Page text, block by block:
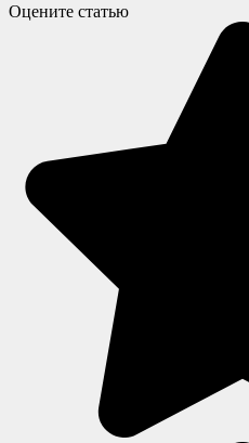
Оцените статью